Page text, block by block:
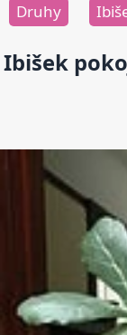
Druhy
Ibišek